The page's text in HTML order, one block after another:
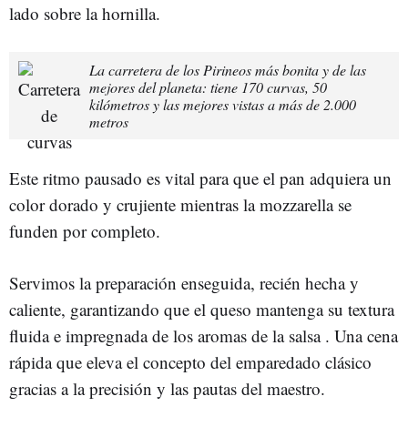
lado sobre la hornilla.
La carretera de los Pirineos más bonita y de las
mejores del planeta: tiene 170 curvas, 50
kilómetros y las mejores vistas a más de 2.000
metros
Este ritmo pausado es vital para que el pan adquiera un
color dorado y crujiente mientras la mozzarella se
funden por completo.
Servimos la preparación enseguida, recién hecha y
caliente, garantizando que el queso mantenga su textura
fluida e impregnada de los aromas de la salsa . Una cena
rápida que eleva el concepto del emparedado clásico
gracias a la precisión y las pautas del maestro.